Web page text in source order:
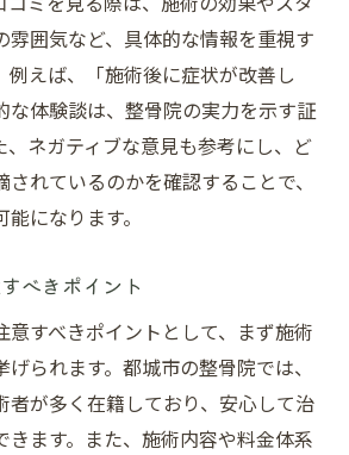
雰囲気など、具体的な情報を重視す
例えば、「施術後に症状が改善し
な体験談は、整骨院の実力を示す証
、ネガティブな意見も参考にし、ど
れているのかを確認することで、
になります。
べきポイント
意すべきポイントとして、まず施術
られます。都城市の整骨院では、
者が多く在籍しており、安心して治
きます。また、施術内容や料金体系